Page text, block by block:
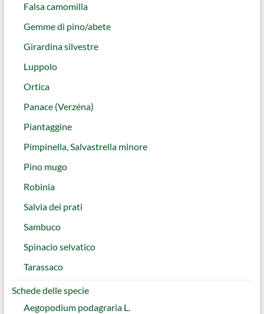
Falsa camomilla
Gemme di pino/abete
Girardina silvestre
Luppolo
Ortica
Panace (Verzéna)
Piantaggine
Pimpinella, Salvastrella minore
Pino mugo
Robinia
Salvia dei prati
Sambuco
Spinacio selvatico
Tarassaco
Schede delle specie
Aegopodium podagraria L.